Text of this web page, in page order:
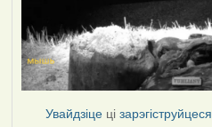
Увайдзіце цізарэгіструйцеся